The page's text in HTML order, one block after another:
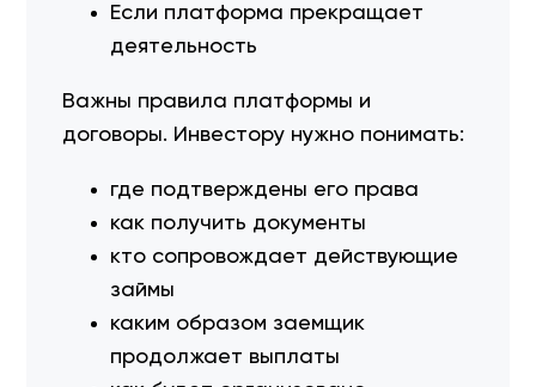
Если платформа прекращает
деятельность
Важны правила платформы и
договоры. Инвестору нужно понимать:
где подтверждены его права
как получить документы
кто сопровождает действующие
займы
каким образом заемщик
продолжает выплаты